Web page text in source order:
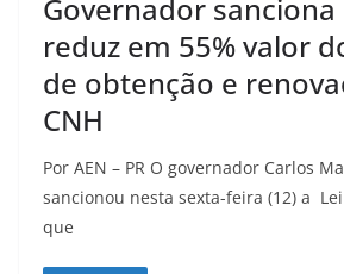
Governador sanciona
reduz em 55% valor
de obtenção e
CNH
Por AEN – PR O governador Carlos
sancionou nesta sexta-feira (12) a Lei
que